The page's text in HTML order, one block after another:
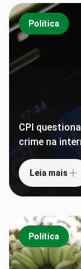
Política
CPI
crime na
Leia mais
Política